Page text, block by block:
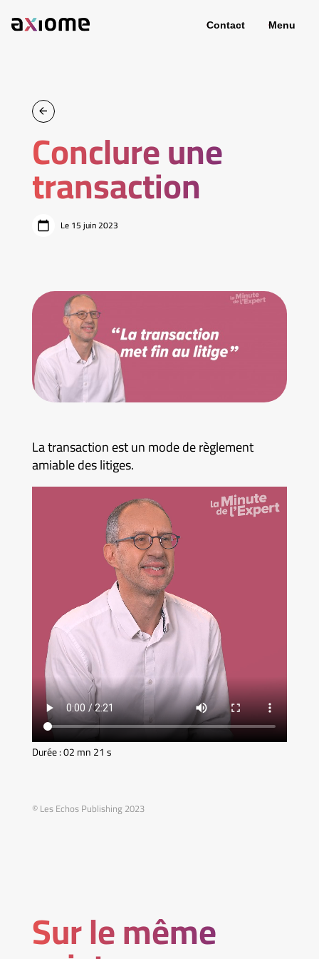
Contact Menu
Conclure une
transaction
Le 15 juin 2023
La transaction est un mode de règlement
amiable des litiges.
Durée : 02 mn 21 s
© Les Echos Publishing 2023
Sur le même